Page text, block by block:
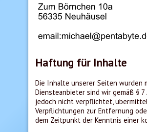
Haftung für Inhalte
Die Inhalte unserer Seiten wurden
Diensteanbieter sind wir gemäß §
jedoch nicht verpflichtet,
Verpflichtungen zur Entfernung
dem Zeitpunkt der Kenntnis einer